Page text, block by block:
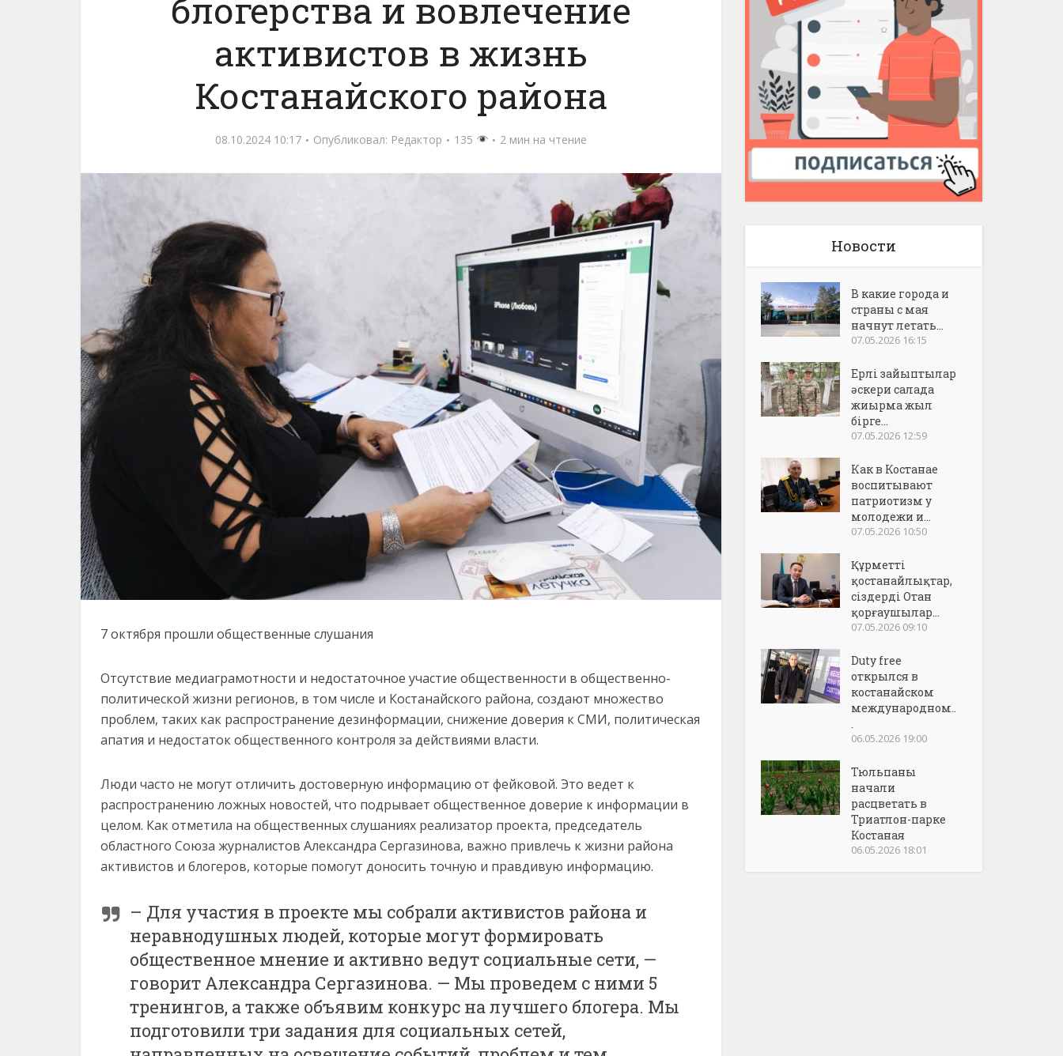
блогерства и вовлечение
активистов в жизнь
Костанайского района
08.10.2024 10:17 Опубликовал: Редактор 135 2 мин на чтение
7 октября прошли общественные слушания
Отсутствие медиаграмотности и недостаточное участие общественности в общественно-
политической жизни регионов, в том числе и Костанайского района, создают множество
проблем, таких как распространение дезинформации, снижение доверия к СМИ, политическая
апатия и недостаток общественного контроля за действиями власти.
Люди часто не могут отличить достоверную информацию от фейковой. Это ведет к
распространению ложных новостей, что подрывает общественное доверие к информации в
целом. Как отметила на общественных слушаниях реализатор проекта, председатель
областного Союза журналистов Александра Сергазинова, важно привлечь к жизни района
активистов и блогеров, которые помогут доносить точную и правдивую информацию.
– Для участия в проекте мы собрали активистов района и
неравнодушных людей, которые могут формировать
общественное мнение и активно ведут социальные сети, —
говорит Александра Сергазинова. — Мы проведем с ними 5
тренингов, а также объявим конкурс на лучшего блогера. Мы
подготовили три задания для социальных сетей,
Новости
В какие города и
страны с мая
начнут летать...
07.05.2026 16:15
Ерлі зайыптылар
әскери салада
жиырма жыл
бірге...
07.05.2026 12:59
Как в Костанае
воспитывают
патриотизм у
молодежи и...
07.05.2026 10:50
Құрметті
қостанайлықтар,
сіздерді Отан
қорғаушылар...
07.05.2026 09:10
Duty free
открылся в
костанайском
международном..
.
06.05.2026 19:00
Тюльпаны
начали
расцветать в
Триатлон-парке
Костаная
06.05.2026 18:01